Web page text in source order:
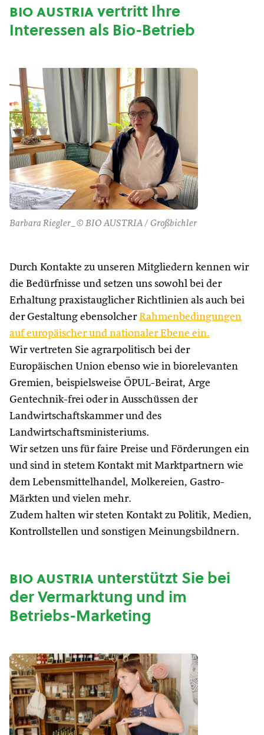
bio austriavertritt Ihre
Interessen als Bio-Betrieb
Barbara Riegler_© BIO AUSTRIA / Großbichler
Durch Kontakte zu unseren Mitgliedern kennen wir
die Bedürfnisse und setzen uns sowohl bei der
Erhaltung praxistauglicher Richtlinien als auch bei
der Gestaltung ebensolcher Rahmenbedingungen
auf europäischer und nationaler Ebene ein.
Wir vertreten Sie agrarpolitisch bei der
Europäischen Union ebenso wie in biorelevanten
Gremien, beispielsweise ÖPUL-Beirat, Arge
Gentechnik-frei oder in Ausschüssen der
Landwirtschaftskammer und des
Landwirtschaftsministeriums.
Wir setzen uns für faire Preise und Förderungen ein
und sind in stetem Kontakt mit Marktpartnern wie
dem Lebensmittelhandel, Molkereien, Gastro-
Märkten und vielen mehr.
Zudem halten wir steten Kontakt zu Politik, Medien,
Kontrollstellen und sonstigen Meinungsbildnern.
bio austriaunterstützt Sie bei
der Vermarktung und im
Betriebs-Marketing